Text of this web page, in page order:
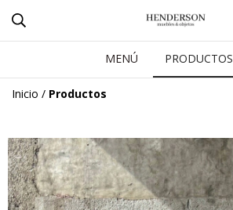
MENÚ PRODUCTOS
Inicio / Productos